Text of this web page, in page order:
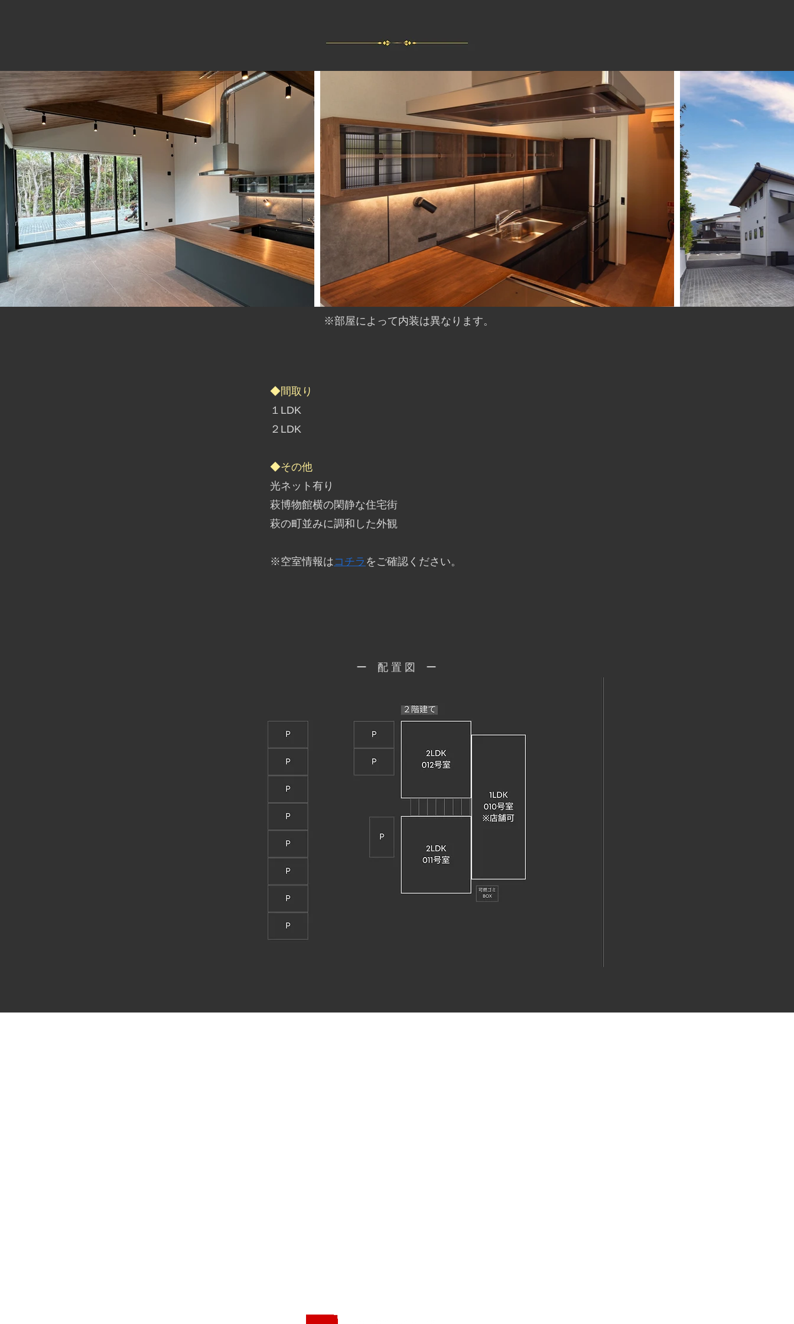
​※部屋によって内装は異なります。
◆間取り
１LDK
２LDK
◆その他
光ネット有り
萩博物館横の閑静な住宅街
​萩の町並みに調和した外観
​※空室情報はコチラ をご確認ください。
ー 配 置 図 ー